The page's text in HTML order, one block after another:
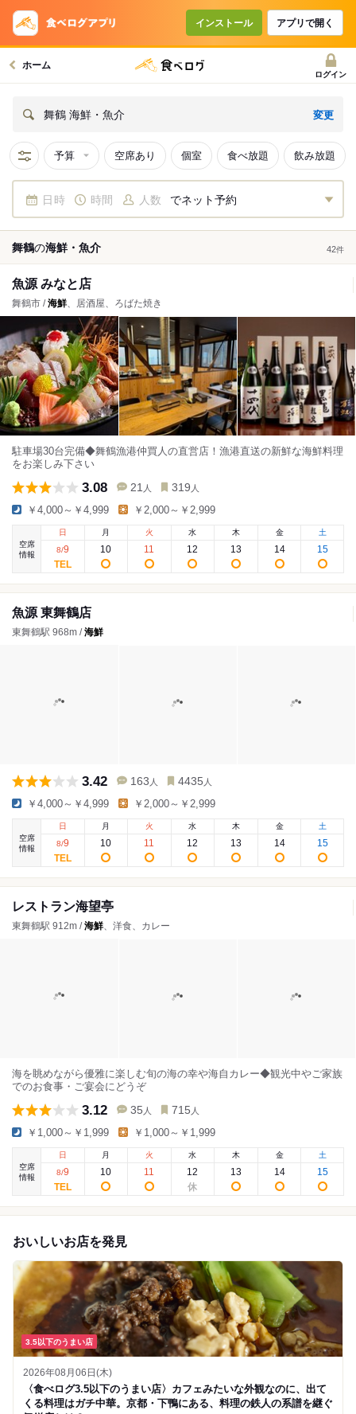
インストール アプリで開く
ホーム
ログイン
舞鶴 海鮮・魚介 変更
予算 空席あり 個室 食べ放題 飲み放題
日時 時間 人数 でネット予約
舞鶴の海鮮・魚介 42件
魚源 みなと店
舞鶴市 /海鮮、居酒屋、ろばた焼き
駐車場30台完備◆舞鶴漁港仲買人の直営店！漁港直送の新鮮な海鮮料理
をお楽しみ下さい
3.08 21 人 319 人
￥4,000～￥4,999 ￥2,000～￥2,999
空席
情報
日
8/9
月
10
火
11
水
12
木
13
金
14
土
15
魚源 東舞鶴店
東舞鶴駅 968m /海鮮
3.42 163 人 4435 人
￥4,000～￥4,999 ￥2,000～￥2,999
空席
情報
日
8/9
月
10
火
11
水
12
木
13
金
14
土
15
レストラン海望亭
東舞鶴駅 912m /海鮮、洋食、カレー
海を眺めながら優雅に楽しむ旬の海の幸や海自カレー◆観光中やご家族
でのお食事・ご宴会にどうぞ
3.12 35 人 715 人
￥1,000～￥1,999 ￥1,000～￥1,999
空席
情報
日
8/9
月
10
火
11
水
12
木
13
金
14
土
15
おいしいお店を発見
3.5以下のうまい店
2026年08月06日(木)
〈食べログ3.5以下のうまい店〉カフェみたいな外観なのに、出て
くる料理はガチ中華。京都・下鴨にある、料理の鉄人の系譜を継ぐ